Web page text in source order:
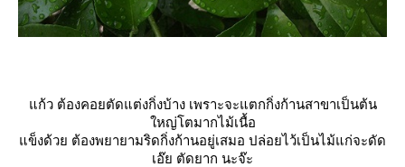
ก้ว ต้องคอยตัดแต่งกิ่งบ้าง เพราะจะแตกกิ่งก้านสาขาเป็นต้น
หญ่โตมากไม้เนื้อ
ข็งด้วย ต้องพยายามริดกิ่งก้านอยู่เสมอ ปล่อยไว้เป็นไม้แก่จะดัด
เอ๊ย ตัดยาก นะจ๊ะ